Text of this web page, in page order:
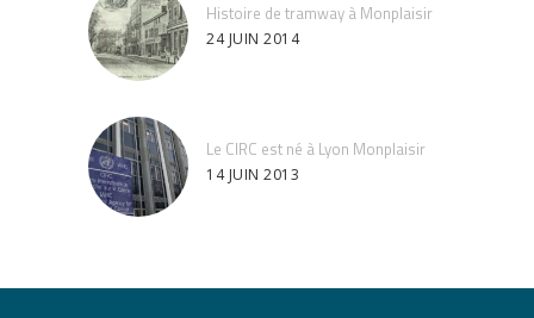
Histoire de tramway à Monplaisir
24 JUIN 2014
Le CIRC est né à Lyon Monplaisir
14 JUIN 2013